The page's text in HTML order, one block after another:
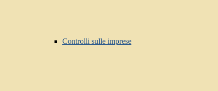
Controlli sulle imprese